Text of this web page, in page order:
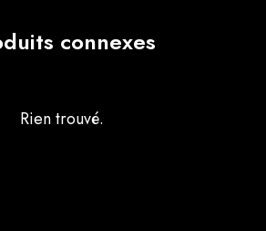
connexes
Rien trouvé.